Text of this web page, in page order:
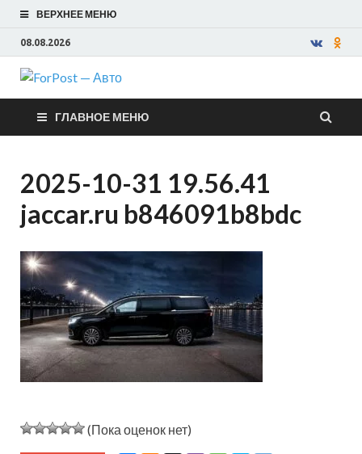
ВЕРХНЕЕ МЕНЮ
08.08.2026
ForPost —
Авто
ГЛАВНОЕ МЕНЮ
2025-10-31 19.56.41
jaccar.ru b846091b8bdc
(Пока оценок нет)